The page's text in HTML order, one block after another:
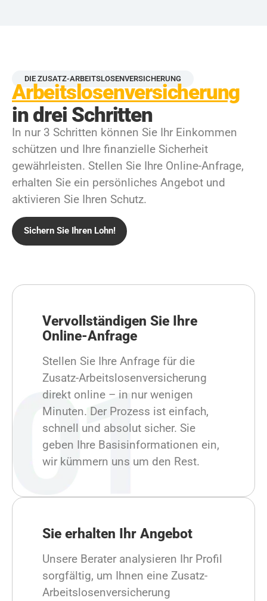
DIE ZUSATZ-ARBEITSLOSENVERSICHERUNG
Arbeitslosenversicherung
in drei Schritten
In nur 3 Schritten können Sie Ihr Einkommen
schützen und Ihre finanzielle Sicherheit
gewährleisten. Stellen Sie Ihre Online-Anfrage,
erhalten Sie ein persönliches Angebot und
aktivieren Sie Ihren Schutz.
Sichern Sie Ihren Lohn!
Vervollständigen Sie Ihre
Online-Anfrage
Stellen Sie Ihre Anfrage für die
Zusatz-Arbeitslosenversicherung
direkt online – in nur wenigen
Minuten. Der Prozess ist einfach,
schnell und absolut sicher. Sie
geben Ihre Basisinformationen ein,
wir kümmern uns um den Rest.
Sie erhalten Ihr Angebot
Unsere Berater analysieren Ihr Profil
sorgfältig, um Ihnen eine Zusatz-
Arbeitslosenversicherung